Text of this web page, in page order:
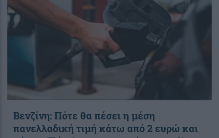
Βενζίνη: Πότε θα πέσει η μέση
πανελλαδική τιμή κάτω από 2 ευρώ και